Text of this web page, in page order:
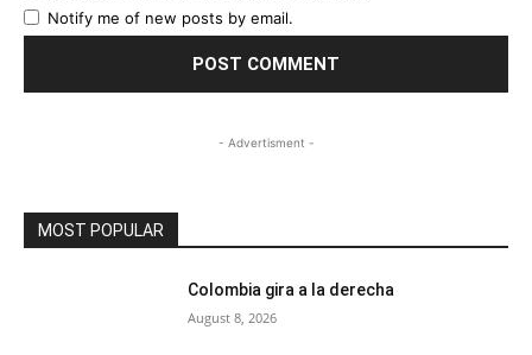
Notify me of new posts by email.
- Advertisment -
MOST POPULAR
Colombia gira a la derecha
August 8, 2026